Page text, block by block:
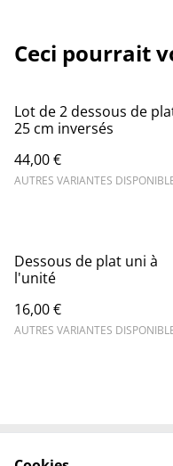
Ceci pourrait
Lot de 2 dessous de
25 cm inversés
44,00 €
AUTRES VARIANTES
Dessous de plat uni à
l'unité
16,00 €
AUTRES VARIANTES